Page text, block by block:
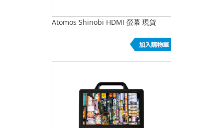
Atomos Shinobi HDMI 螢幕 現貨